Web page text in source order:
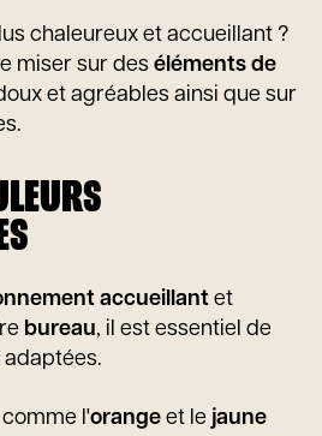
chaleureux et accueillant ?
miser sur des éléments de
et agréables ainsi que sur
accueillant et
bureau, il est essentiel de
adaptées.
l'orange et le jaune